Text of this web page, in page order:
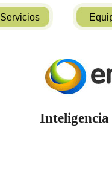
Servicios